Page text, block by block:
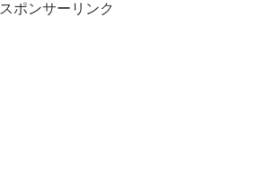
スポンサーリンク